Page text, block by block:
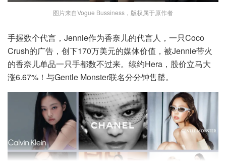
图片来自Vogue Bussiness，版权属于原作者
手握数个代言，Jennie作为香奈儿的代言人，一只Coco
Crush的广告，创下170万美元的媒体价值，被Jennie带火
的香奈儿单品一只手都数不过来。续约Hera，股价立马大
涨6.67%！与Gentle Monster联名分分钟售罄。